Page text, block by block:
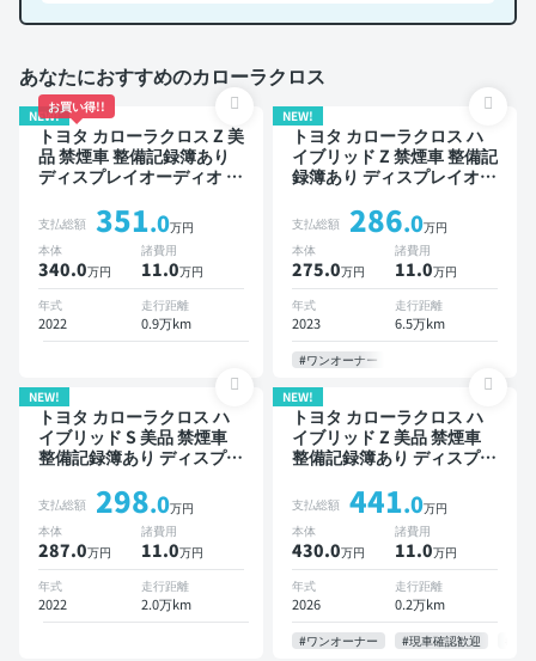
あなたにおすすめのカローラクロス
NEW!
お買い得!!
トヨタ カローラクロス Z 美
品 禁煙車 整備記録簿あり
ディスプレイオーディオ ※
スポットモニター オートク
ルーズ スマートキー ETC
電動バックドア バックモニ
ター 全方位カメラ ドライ
ブレコーダー 衝突軽減
支払総額 351.0万円
本体
340.0万円
諸費用
11.0万円
年式
2022
走行距離
0.9万km
NEW!
トヨタ カローラクロス ハ
イブリッド Z 禁煙車 整備記
録簿あり ディスプレイオー
オートクルーズ スマートキ
ー ETC 電動バックドア バ
ックモニター 衝突軽減
支払総額 286.0万円
本体
275.0万円
諸費用
11.0万円
年式
2023
走行距離
6.5万km
#ワンオーナー
NEW!
トヨタ カローラクロス ハ
イブリッド S 美品 禁煙車
整備記録簿あり ディスプレ
ポットモニター オートクル
ーズ スマートキー ETC サ
ンルーフ バックモニター
全方位カメラ ドライブレコ
ーダー 衝突軽減
支払総額 298.0万円
本体
287.0万円
諸費用
11.0万円
年式
2022
走行距離
2.0万km
NEW!
トヨタ カローラクロス ハ
イブリッド Z 美品 禁煙車
整備記録簿あり ディスプレ
あり 本革シート TV ブライ
ンドスポットモニター オー
トクルーズ スマートキー
ETC 電動バックドア バッ
クモニター 全方位カメラ
ドライブレコーダー 衝突軽
減
支払総額 441.0万円
本体
430.0万円
諸費用
11.0万円
年式
2026
走行距離
0.2万km
#ワンオーナー #現車確認歓迎